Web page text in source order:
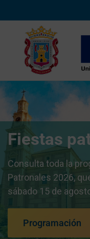
Fiestas
Consulta toda la
Patronales 2026,
sábado 15 de
Programación